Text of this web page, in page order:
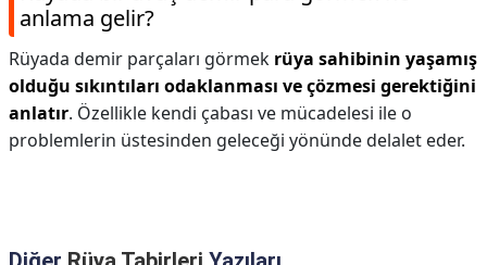
anlama gelir?
Rüyada demir parçaları görmek rüya sahibinin yaşamış
olduğu sıkıntıları odaklanması ve çözmesi gerektiğini
anlatır. Özellikle kendi çabası ve mücadelesi ile o
problemlerin üstesinden geleceği yönünde delalet eder.